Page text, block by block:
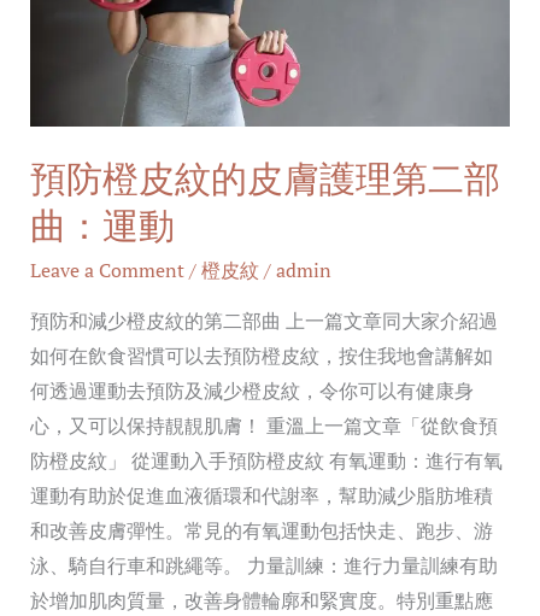
預防橙皮紋的皮膚護理第二部
曲：運動
Leave a Comment/橙皮紋/admin
預防和減少橙皮紋的第二部曲 上一篇文章同大家介紹過
如何在飲食習慣可以去預防橙皮紋，按住我地會講解如
何透過運動去預防及減少橙皮紋，令你可以有健康身
心，又可以保持靚靚肌膚！ 重溫上一篇文章「從飲食預
防橙皮紋」 從運動入手預防橙皮紋 有氧運動：進行有氧
運動有助於促進血液循環和代謝率，幫助減少脂肪堆積
和改善皮膚彈性。常見的有氧運動包括快走、跑步、游
泳、騎自行車和跳繩等。 力量訓練：進行力量訓練有助
於增加肌肉質量，改善身體輪廓和緊實度。特別重點應
第
二
部
曲：
運
動